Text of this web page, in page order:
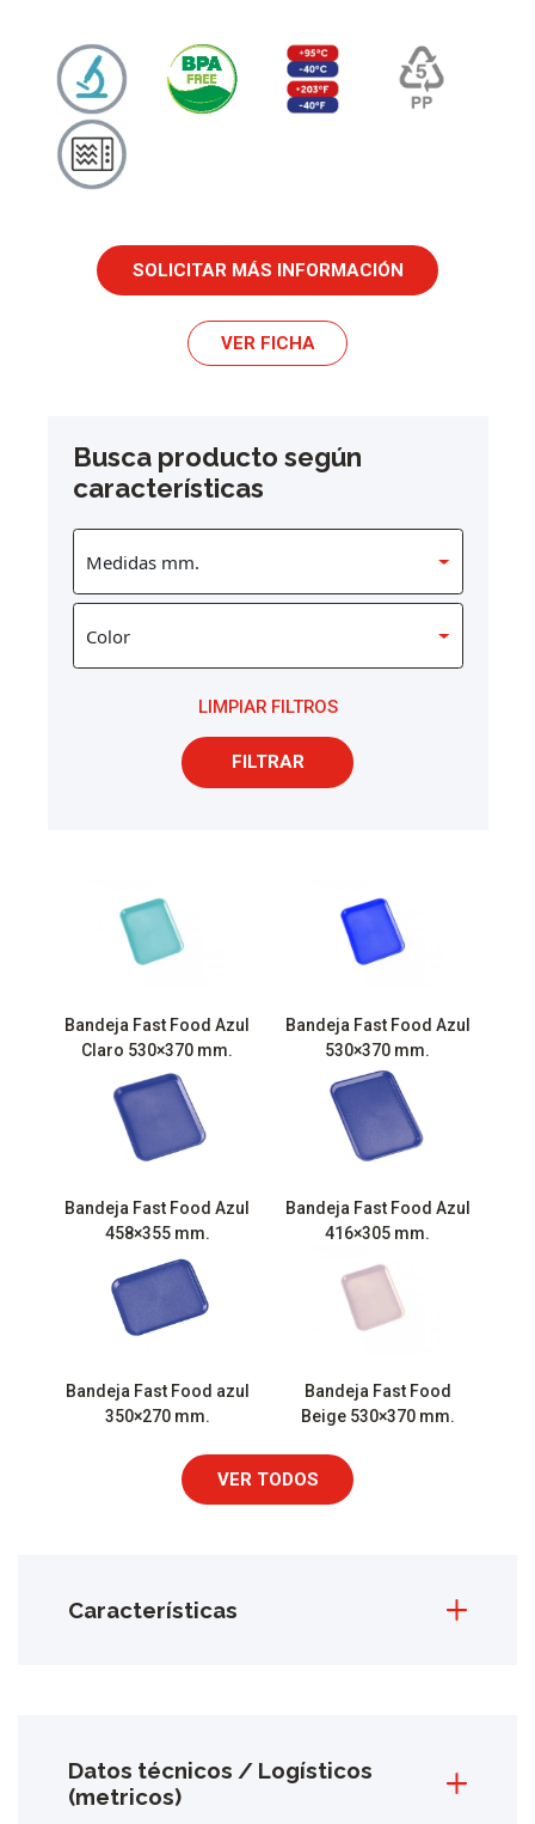
SOLICITAR MÁS INFORMACIÓN
VER FICHA
Busca producto según
características
LIMPIAR FILTROS
FILTRAR
Bandeja Fast Food Azul
Claro 530×370 mm.
Bandeja Fast Food Azul
530×370 mm.
Bandeja Fast Food Azul
458×355 mm.
Bandeja Fast Food Azul
416×305 mm.
Bandeja Fast Food azul
350×270 mm.
Bandeja Fast Food
Beige 530×370 mm.
VER TODOS
Características
Datos técnicos / Logísticos
(metricos)